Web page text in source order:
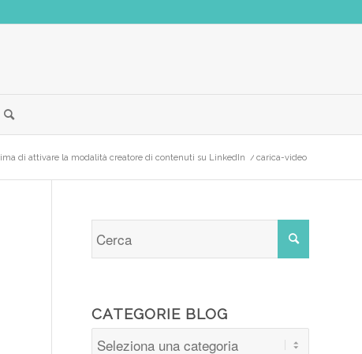
di attivare la modalità creatore di contenuti su LinkedIn / carica-video
CATEGORIE BLOG